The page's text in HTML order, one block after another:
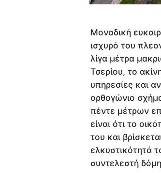
Μοναδική
ισχυρό του
λίγα μέτρα
Τσερίου, το
υπηρεσίες και
ορθογώνιο
πέντε μέτρων
είναι ότι το
του και
ελκυστικότητά
συντελεστή